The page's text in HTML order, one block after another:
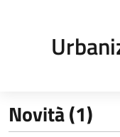
Novità (1)